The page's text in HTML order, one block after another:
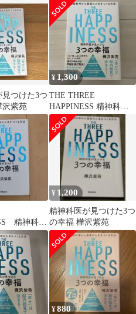
つけた3つ
紫苑
¥1,300
THE THREE
HAPPINESS 精神科医
が見つけた3つの幸福
精神科医
3つの幸福
¥ 1,200
精神科医が見つけた3つ
の幸福 樺沢紫苑
¥880